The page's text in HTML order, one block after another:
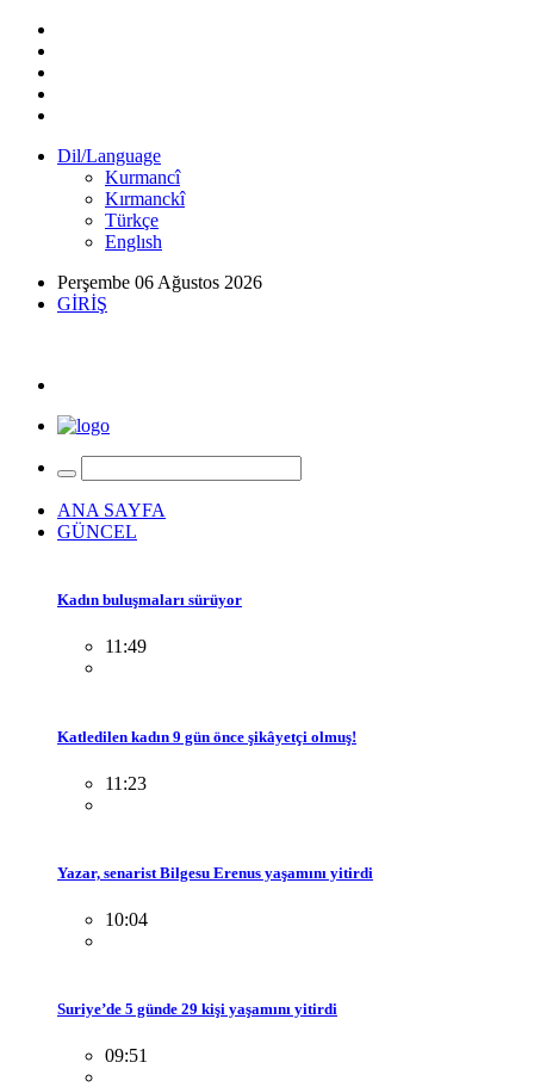
Dil/Language
Kurmancî
Kırmanckî
Türkçe
Englısh
Perşembe 06 Ağustos 2026
GİRİŞ
ANA SAYFA
GÜNCEL
Kadın buluşmaları sürüyor
11:49
Katledilen kadın 9 gün önce şikâyetçi olmuş!
11:23
Yazar, senarist Bilgesu Erenus yaşamını yitirdi
10:04
Suriye’de 5 günde 29 kişi yaşamını yitirdi
09:51